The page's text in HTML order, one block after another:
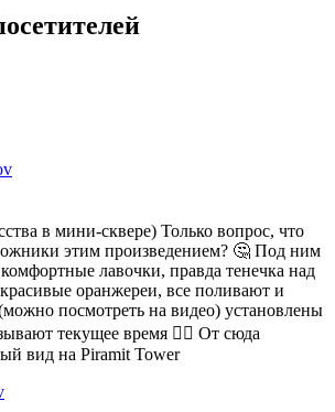
в мини-сквере) Только вопрос, что
этим произведением? 🤔 Под ним
лавочки, правда тенечка над
оранжереи, все поливают и
посмотреть на видео) установлены
текущее время 👍🏼 От сюда
вид на Piramit Tower